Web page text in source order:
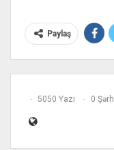
Paylaş
5050 Yazı 0 Şərh